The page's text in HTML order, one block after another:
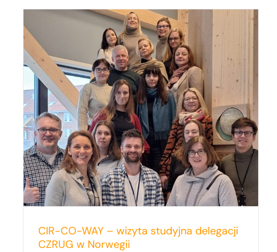
CIR-CO-WAY – wizyta studyjna delegacji
CZRUG w Norwegii